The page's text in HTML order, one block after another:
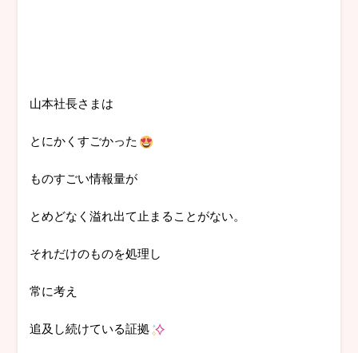
山本社長さまは
とにかくすごかった
ものすごい情報量が
とめどなく溢れ出て止まることがない。
それだけのものを処理し
常に考え
追及し続けている証拠